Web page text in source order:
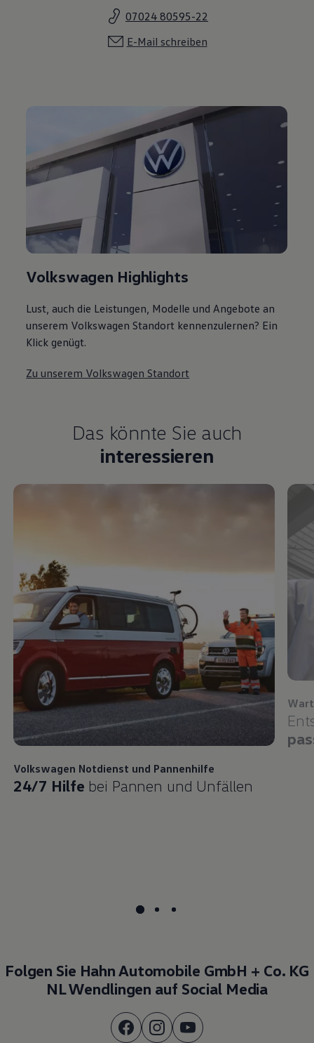
07024 80595-22
E-Mail schreiben
Volkswagen Highlights
Lust, auch die Leistungen, Modelle und Angebote an
unserem Volkswagen Standort kennenzulernen? Ein
Klick genügt.
Zu unserem Volkswagen Standort
Das könnte Sie auch
interessieren
Volkswagen Notdienst und Pannenhilfe
24/7 Hilfe bei Pannen und Unfällen
Folgen Sie Hahn Automobile GmbH + Co. KG
NL Wendlingen auf Social Media